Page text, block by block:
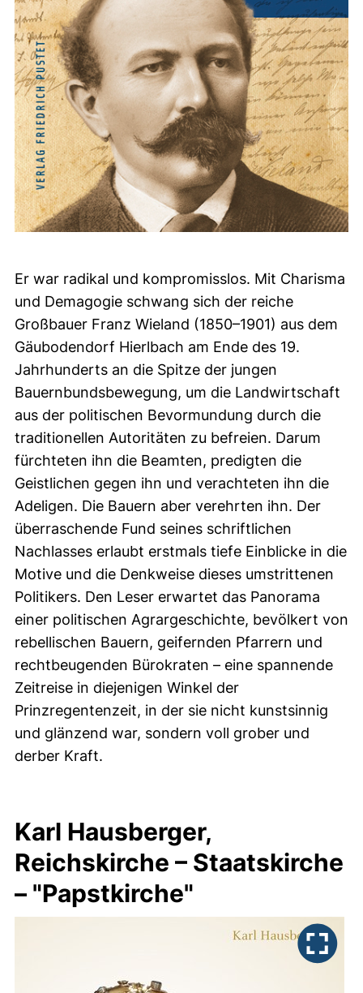
Er war radikal und kompromisslos. Mit Charisma
und Demagogie schwang sich der reiche
Großbauer Franz Wieland (1850–1901) aus dem
Gäubodendorf Hierlbach am Ende des 19.
Jahrhunderts an die Spitze der jungen
Bauernbundsbewegung, um die Landwirtschaft
aus der politischen Bevormundung durch die
traditionellen Autoritäten zu befreien. Darum
fürchteten ihn die Beamten, predigten die
Geistlichen gegen ihn und verachteten ihn die
Adeligen. Die Bauern aber verehrten ihn. Der
überraschende Fund seines schriftlichen
Nachlasses erlaubt erstmals tiefe Einblicke in die
Motive und die Denkweise dieses umstrittenen
Politikers. Den Leser erwartet das Panorama
einer politischen Agrargeschichte, bevölkert von
rebellischen Bauern, geifernden Pfarrern und
rechtbeugenden Bürokraten – eine spannende
Zeitreise in diejenigen Winkel der
Prinzregentenzeit, in der sie nicht kunstsinnig
und glänzend war, sondern voll grober und
derber Kraft.
Karl Hausberger,
Reichskirche – Staatskirche
– "Papstkirche"